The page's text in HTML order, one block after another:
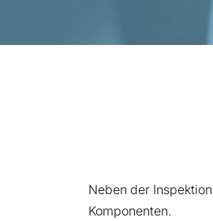
Neben der
Komponenten.